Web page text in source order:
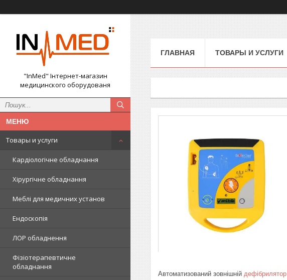
"InMed" Інтернет-магазин
медицинского оборудованя
Товары и услуги
Кардіологічне обладнання
Хірургічне обладнання
Меблі для медичних установ
Ендоскопія
ЛОР обладнення
Фізіотерапевтичне
обладнання
ГЛАВНАЯ ТОВАРЫ И УСЛУГИ
Автоматизований зовнішній дефібрилятор